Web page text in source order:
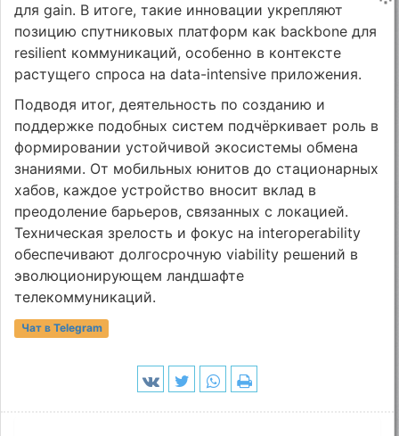
для gain. В итоге, такие инновации укрепляют
позицию спутниковых платформ как backbone для
resilient коммуникаций, особенно в контексте
растущего спроса на data-intensive приложения.
Подводя итог, деятельность по созданию и
поддержке подобных систем подчёркивает роль в
формировании устойчивой экосистемы обмена
знаниями. От мобильных юнитов до стационарных
хабов, каждое устройство вносит вклад в
преодоление барьеров, связанных с локацией.
Техническая зрелость и фокус на interoperability
обеспечивают долгосрочную viability решений в
эволюционирующем ландшафте
телекоммуникаций.
Чат в Telegram